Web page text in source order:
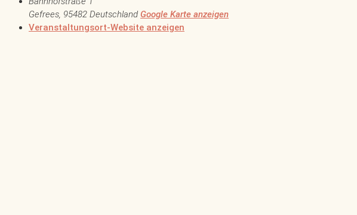
Gefrees, 95482 Deutschland Google Karte anzeigen
Veranstaltungsort-Website anzeigen